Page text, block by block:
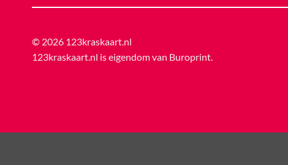
© 2026 123kraskaart.nl
123kraskaart.nl is eigendom van Buroprint.